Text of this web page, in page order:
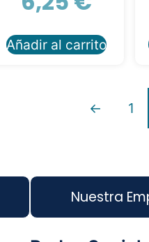
Añadir al carrito
← 1
Nuestra